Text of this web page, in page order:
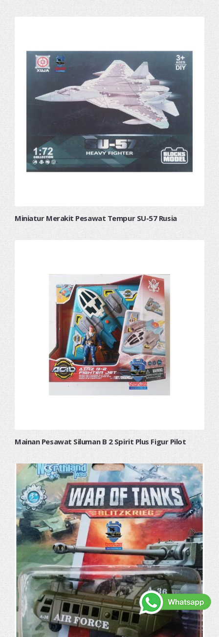
Miniatur Merakit Pesawat Tempur SU-57 Rusia
Mainan Pesawat Siluman B 2 Spirit Plus Figur Pilot